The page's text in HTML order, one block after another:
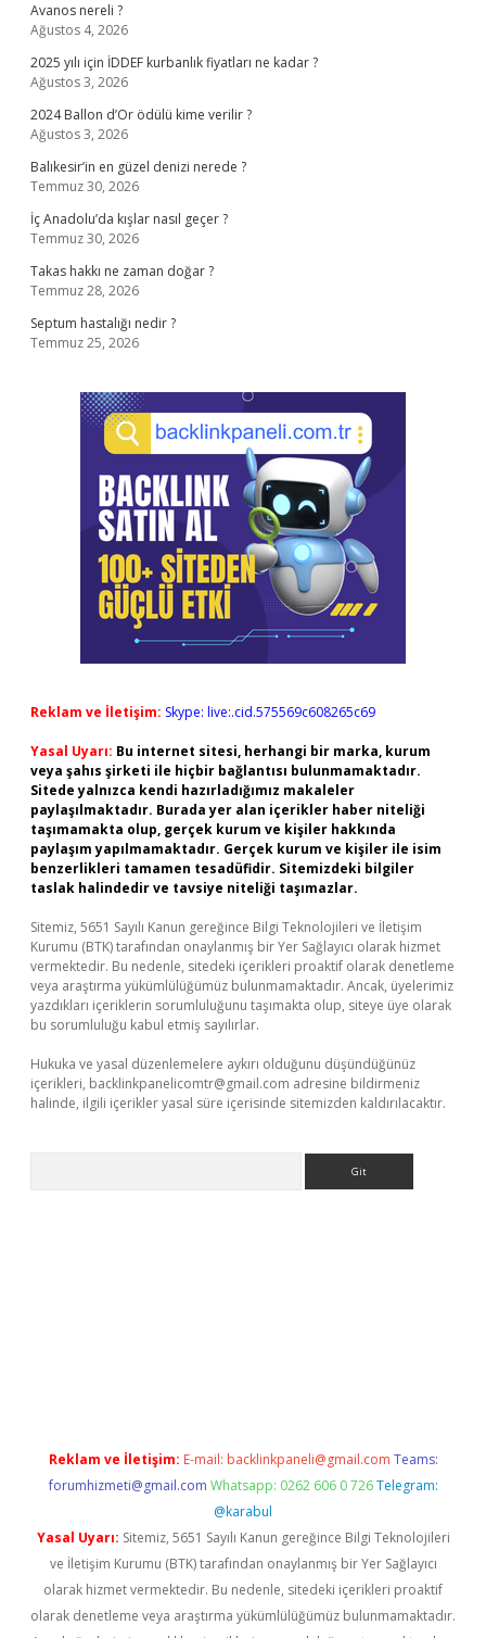
Avanos nereli ?
Ağustos 4, 2026
2025 yılı için İDDEF kurbanlık fiyatları ne kadar ?
Ağustos 3, 2026
2024 Ballon d’Or ödülü kime verilir ?
Ağustos 3, 2026
Balıkesir’in en güzel denizi nerede ?
Temmuz 30, 2026
İç Anadolu’da kışlar nasıl geçer ?
Temmuz 30, 2026
Takas hakkı ne zaman doğar ?
Temmuz 28, 2026
Septum hastalığı nedir ?
Temmuz 25, 2026
Reklam ve İletişim: Skype: live:.cid.575569c608265c69
Yasal Uyarı: Bu internet sitesi, herhangi bir marka, kurum
veya şahıs şirketi ile hiçbir bağlantısı bulunmamaktadır.
Sitede yalnızca kendi hazırladığımız makaleler
paylaşılmaktadır. Burada yer alan içerikler haber niteliği
taşımamakta olup, gerçek kurum ve kişiler hakkında
paylaşım yapılmamaktadır. Gerçek kurum ve kişiler ile isim
benzerlikleri tamamen tesadüfidir. Sitemizdeki bilgiler
taslak halindedir ve tavsiye niteliği taşımazlar.
Sitemiz, 5651 Sayılı Kanun gereğince Bilgi Teknolojileri ve İletişim
Kurumu (BTK) tarafından onaylanmış bir Yer Sağlayıcı olarak hizmet
vermektedir. Bu nedenle, sitedeki içerikleri proaktif olarak denetleme
veya araştırma yükümlülüğümüz bulunmamaktadır. Ancak, üyelerimiz
yazdıkları içeriklerin sorumluluğunu taşımakta olup, siteye üye olarak
bu sorumluluğu kabul etmiş sayılırlar.
Hukuka ve yasal düzenlemelere aykırı olduğunu düşündüğünüz
içerikleri, backlinkpanelicomtr@gmail.com adresine bildirmeniz
halinde, ilgili içerikler yasal süre içerisinde sitemizden kaldırılacaktır.
Reklam ve İletişim: E-mail: backlinkpaneli@gmail.com Teams:
forumhizmeti@gmail.com Whatsapp: 0262 606 0 726 Telegram:
@karabul
Yasal Uyarı: Sitemiz, 5651 Sayılı Kanun gereğince Bilgi Teknolojileri
ve İletişim Kurumu (BTK) tarafından onaylanmış bir Yer Sağlayıcı
olarak hizmet vermektedir. Bu nedenle, sitedeki içerikleri proaktif
olarak denetleme veya araştırma yükümlülüğümüz bulunmamaktadır.